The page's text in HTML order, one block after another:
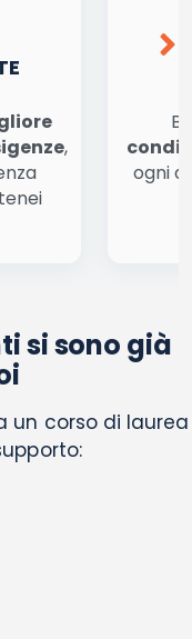
,
ogni
si sono già
un corso di laurea